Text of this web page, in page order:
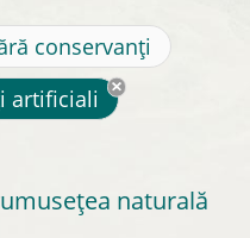
conservanți
artificiali
naturală